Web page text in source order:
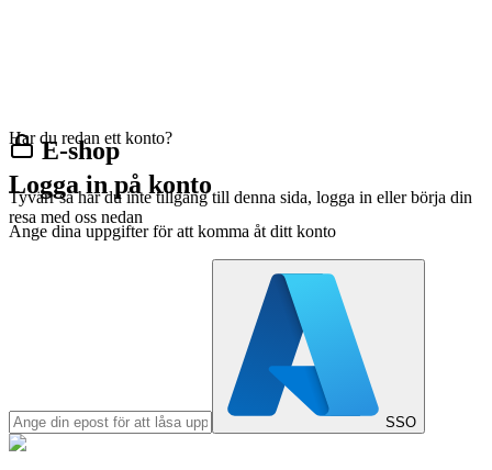
E-shop
Tyvärr så har du inte tillgång till denna sida, logga in eller börja din
resa med oss nedan
Har du redan ett konto?
Logga in på konto
Ange dina uppgifter för att komma åt ditt konto
SSO